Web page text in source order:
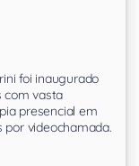
foi inaugurado
com vasta
presencial em
por videochamada.